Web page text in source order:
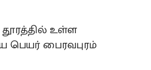
உள்ள
பெயர் பைரவபுரம்